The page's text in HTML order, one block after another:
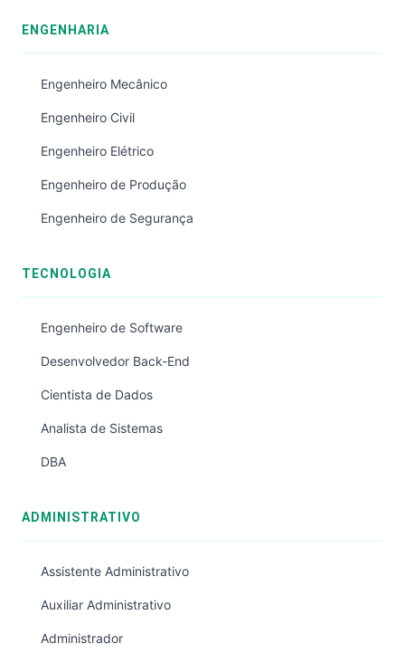
ENGENHARIA
Engenheiro Mecânico
Engenheiro Civil
Engenheiro Elétrico
Engenheiro de Produção
Engenheiro de Segurança
TECNOLOGIA
Engenheiro de Software
Desenvolvedor Back-End
Cientista de Dados
Analista de Sistemas
DBA
ADMINISTRATIVO
Assistente Administrativo
Auxiliar Administrativo
Administrador